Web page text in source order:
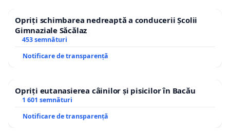
Opriți schimbarea nedreaptă a conducerii Școlii
Gimnaziale Săcălaz
453 semnături
Notificare de transparență
Opriți eutanasierea câinilor și pisicilor în Bacău
1 601 semnături
Notificare de transparență